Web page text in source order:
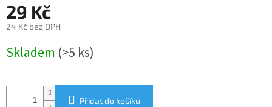
29 Kč
24 Kč bez DPH
cena:
Skladem (>5 ks)
Přidat do košíku